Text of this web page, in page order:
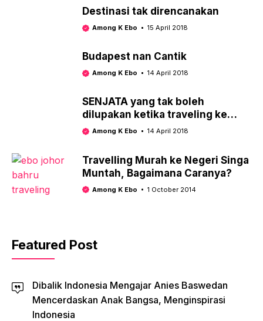
Destinasi tak direncanakan
Among K Ebo 15 April 2018
Budapest nan Cantik
Among K Ebo 14 April 2018
SENJATA yang tak boleh
dilupakan ketika traveling ke
Eropa
Among K Ebo 14 April 2018
Travelling Murah ke Negeri Singa
Muntah, Bagaimana Caranya?
Among K Ebo 1 October 2014
Featured Post
Dibalik Indonesia Mengajar Anies Baswedan
Mencerdaskan Anak Bangsa, Menginspirasi
Indonesia